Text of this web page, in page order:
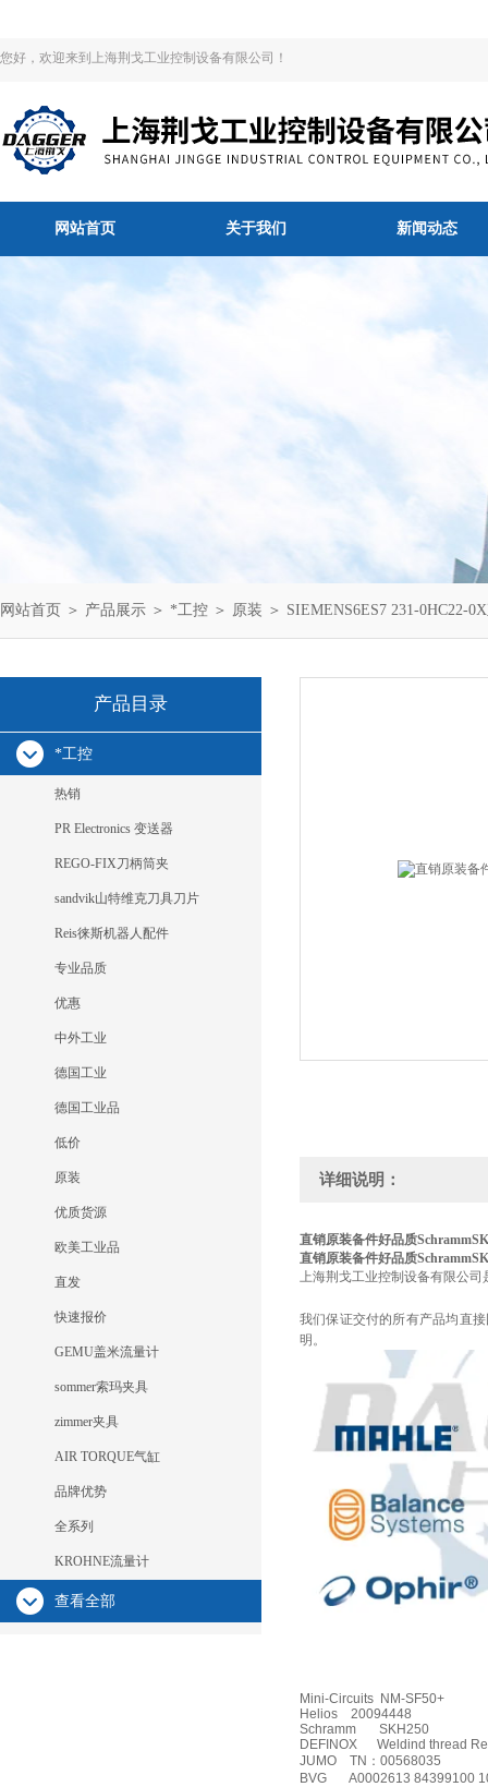
您好，欢迎来到上海荆戈工业控制设备有限公司！
网站首页 关于我们 新闻动态
网站首页 ＞ 产品展示 ＞ *工控 ＞ 原装 ＞ SIEMENS6ES7 231-0HC22-
产品目录
*工控
热销
PR Electronics 变送器
REGO-FIX刀柄筒夹
sandvik山特维克刀具刀片
Reis徕斯机器人配件
专业品质
优惠
中外工业
德国工业
德国工业品
低价
原装
优质货源
欧美工业品
直发
快速报价
GEMU盖米流量计
sommer索玛夹具
zimmer夹具
AIR TORQUE气缸
品牌优势
全系列
KROHNE流量计
查看全部
详细说明：
直销原装备件好品质Schramm
直销原装备件好品质Schramm
上海荆戈工业控制设备有限公
我们保证交付的所有产品均直
明。
Mini-Circuits NM-SF50+
Helios
20094448
Schramm
SKH250
DEFINOX
Weldind thread
JUMO
TN ： 00568035
BVG
A0002613 84399100